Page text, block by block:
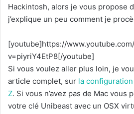
Hackintosh, alors je vous propose
j’explique un peu comment je
[youtube]https://
v=piyriY4EtP8[/youtube]
Si vous voulez aller plus loin, je
article complet, sur la configuration
Z. Si vous n’avez pas de Mac vous
votre clé Unibeast avec un OSX